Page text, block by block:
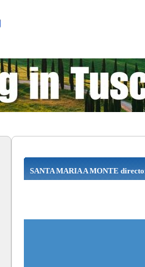
SANTA MARIA A MONTE